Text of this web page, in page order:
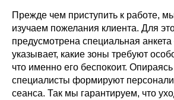
Прежде чем приступить к работе,
изучаем пожелания клиента. Для
предусмотрена специальная
указывает, какие зоны требуют
что именно его беспокоит.
специалисты формируют
сеанса. Так мы гарантируем, что